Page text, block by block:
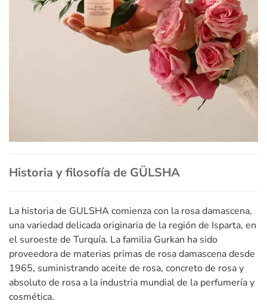
Historia y filosofía de GÜLSHA
La historia de GULSHA comienza con la rosa damascena,
una variedad delicada originaria de la región de Isparta, en
el suroeste de Turquía. La familia Gurkan ha sido
proveedora de materias primas de rosa damascena desde
1965, suministrando aceite de rosa, concreto de rosa y
absoluto de rosa a la industria mundial de la perfumería y
cosmética.